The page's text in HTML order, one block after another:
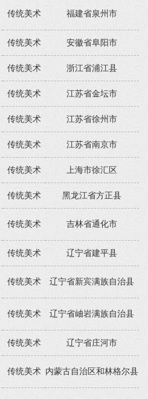
传统美术 福建省泉州市
传统美术 安徽省阜阳市
传统美术 浙江省浦江县
传统美术 江苏省金坛市
传统美术 江苏省徐州市
传统美术 江苏省南京市
传统美术 上海市徐汇区
传统美术 黑龙江省方正县
传统美术 吉林省通化市
传统美术 辽宁省建平县
传统美术 辽宁省新宾满族自治县
传统美术 辽宁省岫岩满族自治县
传统美术 辽宁省庄河市
传统美术 内蒙古自治区和林格尔县